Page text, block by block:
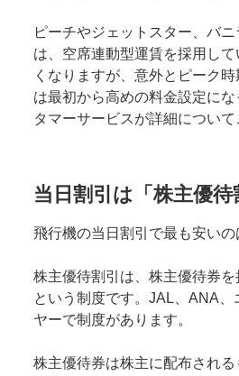
ピーチやジェットスター、バ
は、空席連動型運賃を採用し
くなりますが、意外とピーク
は最初から高めの料金設定に
タマーサービスが詳細につい
当日割引は「株主優
飛行機の当日割引で最も安いの
株主優待割引は、株主優待券
という制度です。JAL、ANA
ヤーで制度があります。
株主優待券は株主に配布され